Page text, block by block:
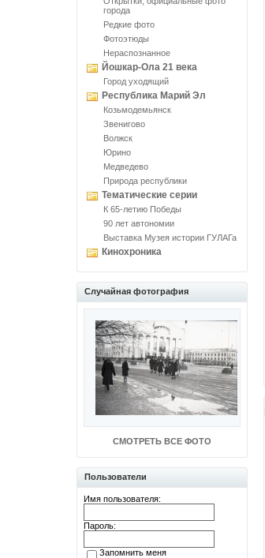
города
Редкие фото
Фотоэтюды
Нераспознанное
Йошкар-Ола 21 века
Город уходящий
Республика Марий Эл
Козьмодемьянск
Звенигово
Волжск
Юрино
Медведево
Природа республики
Тематические серии
К 65-летию Победы
90 лет автономии
Выставка Музея истории ГУЛАГа
Кинохроника
Случайная фотография
СМОТРЕТЬ ВСЕ ФОТО
Пользователи
Имя пользователя:
Пароль:
Запомнить меня